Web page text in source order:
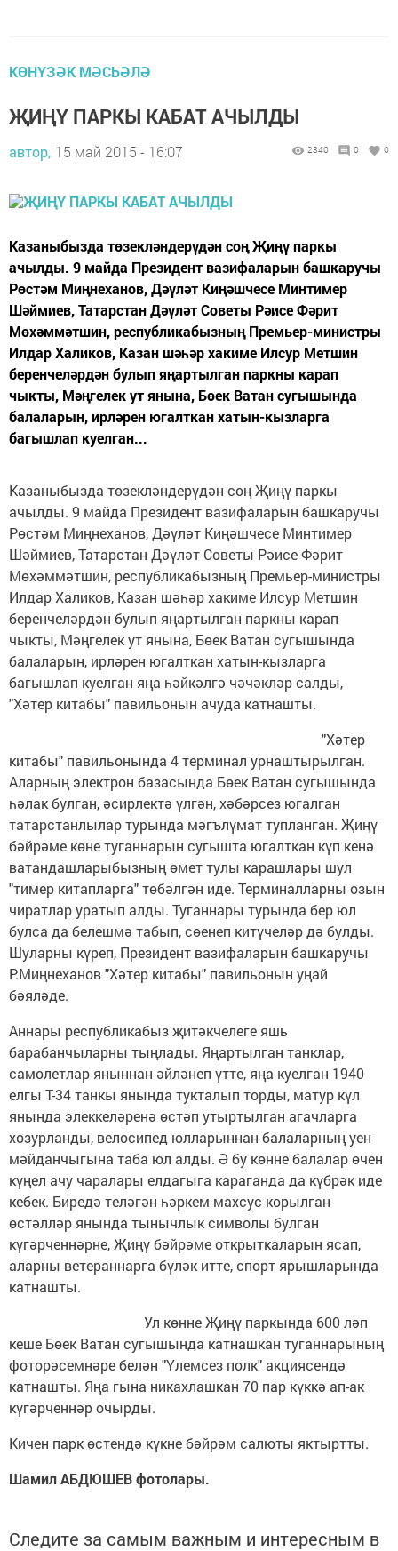
КӨНҮЗӘК МӘСЬӘЛӘ
ҖИҢҮ ПАРКЫ КАБАТ АЧЫЛДЫ
автор, 15 май 2015 - 16:07 2340 0 0
Казаныбызда төзекләндерүдән соң Җиңү паркы
ачылды. 9 майда Президент вазифаларын башкаручы
Рөстәм Миңнеханов, Дәүләт Киңәшчесе Минтимер
Шәймиев, Татарстан Дәүләт Советы Рәисе Фәрит
Мөхәммәтшин, республикабызның Премьер-министры
Илдар Халиков, Казан шәһәр хакиме Илсур Метшин
беренчеләрдән булып яңартылган паркны карап
чыкты, Мәңгелек ут янына, Бөек Ватан сугышында
балаларын, ирләрен югалткан хатын-кызларга
багышлап куелган...
Казаныбызда төзекләндерүдән соң Җиңү паркы
ачылды. 9 майда Президент вазифаларын башкаручы
Рөстәм Миңнеханов, Дәүләт Киңәшчесе Минтимер
Шәймиев, Татарстан Дәүләт Советы Рәисе Фәрит
Мөхәммәтшин, республикабызның Премьер-министры
Илдар Халиков, Казан шәһәр хакиме Илсур Метшин
беренчеләрдән булып яңартылган паркны карап
чыкты, Мәңгелек ут янына, Бөек Ватан сугышында
балаларын, ирләрен югалткан хатын-кызларга
багышлап куелган яңа һәйкәлгә чәчәкләр салды,
"Хәтер китабы" павильонын ачуда катнашты.
"Хәтер
китабы" павильонында 4 терминал урнаштырылган.
Аларның электрон базасында Бөек Ватан сугышында
һәлак булган, әсирлектә үлгән, хәбәрсез югалган
татарстанлылар турында мәгълүмат тупланган. Җиңү
бәйрәме көне туганнарын сугышта югалткан күп кенә
ватандашларыбызның өмет тулы карашлары шул
"тимер китапларга" төбәлгән иде. Терминалларны озын
чиратлар уратып алды. Туганнары турында бер юл
булса да белешмә табып, сөенеп китүчеләр дә булды.
Шуларны күреп, Президент вазифаларын башкаручы
Р.Миңнеханов "Хәтер китабы" павильонын уңай
бәяләде.
Аннары республикабыз җитәкчелеге яшь
барабанчыларны тыңлады. Яңартылган танклар,
самолетлар яныннан әйләнеп үтте, яңа куелган 1940
елгы Т-34 танкы янында тукталып торды, матур күл
янында элеккеләренә өстәп утыртылган агачларга
хозурланды, велосипед юлларыннан балаларның уен
мәйданчыгына таба юл алды. Ә бу көнне балалар өчен
күңел ачу чаралары елдагыга караганда да күбрәк иде
кебек. Биредә теләгән һәркем махсус корылган
өстәлләр янында тынычлык символы булган
күгәрченнәрне, Җиңү бәйрәме открыткаларын ясап,
аларны ветераннарга бүләк итте, спорт ярышларында
катнашты.
Ул көнне Җиңү паркында 600 ләп
кеше Бөек Ватан сугышында катнашкан туганнарының
фоторәсемнәре белән "Үлемсез полк" акциясендә
катнашты. Яңа гына никахлашкан 70 пар күккә ап-ак
күгәрченнәр очырды.
Кичен парк өстендә күкне бәйрәм салюты яктыртты.
Шамил АБДЮШЕВ фотолары.
Следите за самым важным и интересным в